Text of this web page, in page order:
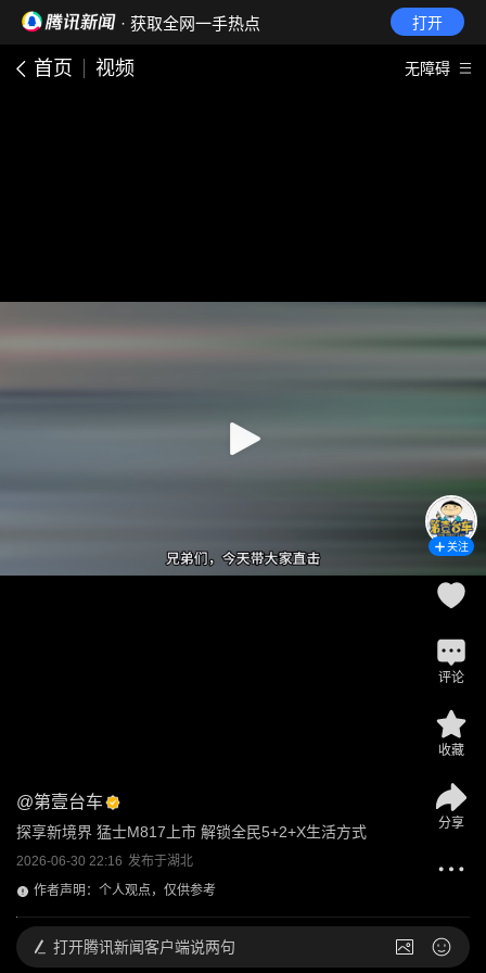
· 获取全网一手热点 打开
首页 视频 无障碍
@第壹台车
探享新境界 猛士M817上市 解锁全民5+2+X生活方式
2026-06-30 22:16 发布于湖北
作者声明：个人观点，仅供参考
关注
评论
收藏
分享
打开腾讯新闻客户端说两句